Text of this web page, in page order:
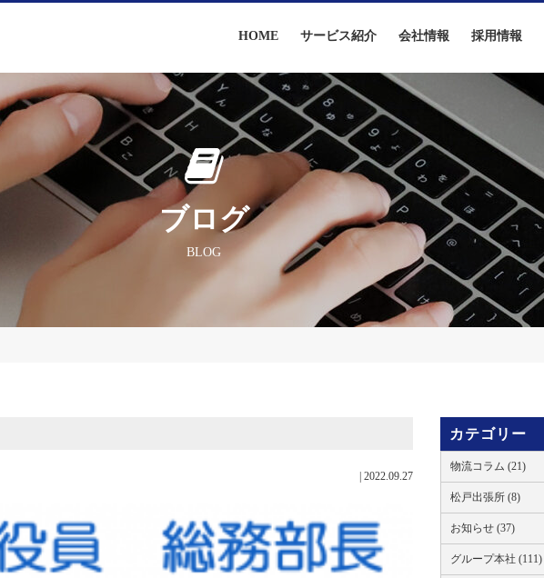
HOME サービス紹介 会社情報 採用情報
ブログ
BLOG
2022.09.27
カテゴリー
物流コラム (21)
松戸出張所 (8)
お知らせ (37)
グループ本社 (111)